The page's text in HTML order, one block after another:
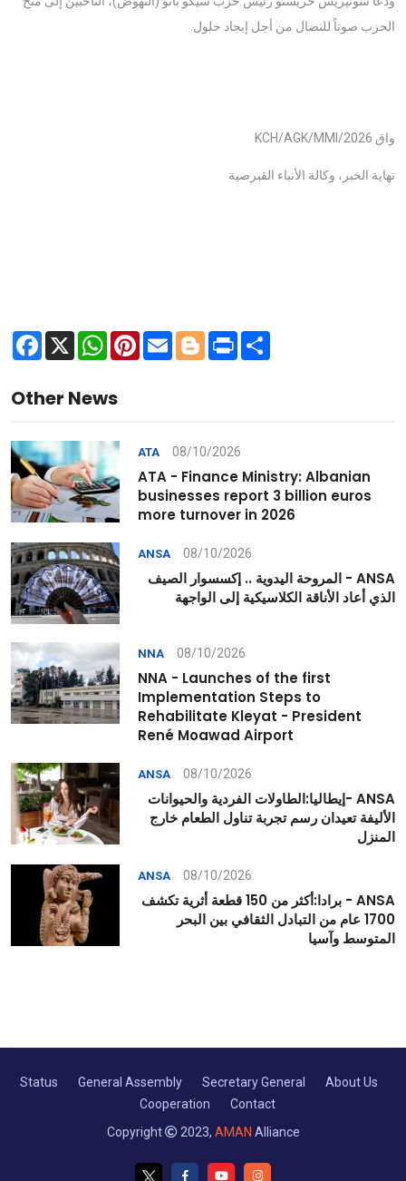
الحزب صوتاً للنضال من أجل إيجاد حلول.
واق KCH/AGK/MMI/2026
نهاية الخبر، وكالة الأنباء القبرصية
Facebook
X WhatsApp
Pinterest
Email Blogger
Print
Other News
ATA 08/10/2026
ATA - Finance Ministry: Albanian
businesses report 3 billion euros
more turnover in 2026
ANSA 08/10/2026
ANSA - المروحة اليدوية .. إكسسوار الصيف
الذي أعاد الأناقة الكلاسيكية إلى الواجهة
NNA 08/10/2026
NNA - Launches of the first
Implementation Steps to
Rehabilitate Kleyat - President
René Moawad Airport
ANSA 08/10/2026
ANSA -إيطاليا:الطاولات الفردية والحيوانات
الأليفة تعيدان رسم تجربة تناول الطعام خارج
المنزل
ANSA 08/10/2026
ANSA - برادا:أكثر من 150 قطعة أثرية تكشف
1700 عام من التبادل الثقافي بين البحر
المتوسط وآسيا
Status General Assembly Secretary General
About Us
Cooperation
Contact
Copyright
2023, AMAN Alliance